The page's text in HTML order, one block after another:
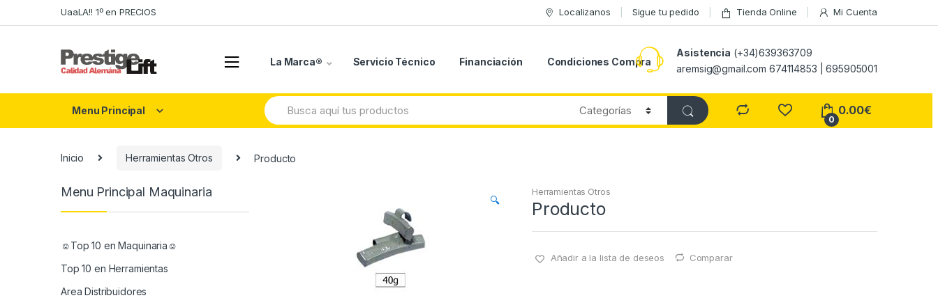
to
to
UaaLA!! 1º en PRECIOS Localizanos Sigue tu pedido Tienda Online Mi Cuenta
La Marca® Servicio Técnico Financiación Condiciones Compra
Asistencia (+34)639363709
aremsig@gmail.com 674114853 | 695905001
Menu Principal
Search
for:
0
0.00€
Inicio Herramientas Otros Producto
🔍
Herramientas Otros
Producto
Añadir a la lista de deseos Comparar
Menu Principal Maquinaria
☺Top 10 en Maquinaria☺
Top 10 en Herramientas
Area Distribuidores